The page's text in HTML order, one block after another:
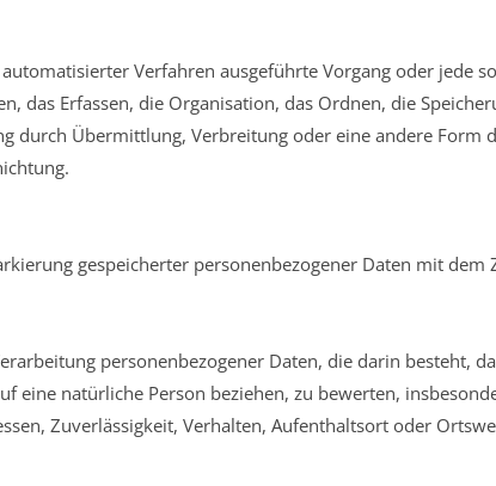
Verfahren ausgeführte Vorgang oder jede
das Erfassen, die Organisation, das Ordnen, die
durch Übermittlung, Verbreitung oder eine andere Form
gespeicherter personenbezogener Daten mit
personenbezogener Daten, die darin besteht,
eine natürliche Person beziehen, zu bewerten,
Zuverlässigkeit, Verhalten, Aufenthaltsort oder